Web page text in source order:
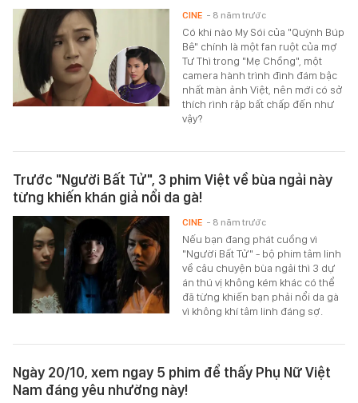
Có khi nào My Sói của "Quỳnh Búp
Bê" chính là một fan ruột của mợ
Tư Thì trong "Mẹ Chồng", một
camera hành trình đình đám bậc
nhất màn ảnh Việt, nên mới có sở
thích rình rập bất chấp đến như
vậy?
CINE - 8 năm trước
Trước "Người Bất Tử", 3 phim Việt về bùa ngải này
từng khiến khán giả nổi da gà!
Nếu bạn đang phát cuồng vì
"Người Bất Tử" - bộ phim tâm linh
về câu chuyện bùa ngải thì 3 dự
án thú vị không kém khác có thể
đã từng khiến bạn phải nổi da gà
vì không khí tâm linh đáng sợ.
CINE - 8 năm trước
Ngày 20/10, xem ngay 5 phim để thấy Phụ Nữ Việt
Nam đáng yêu nhường này!